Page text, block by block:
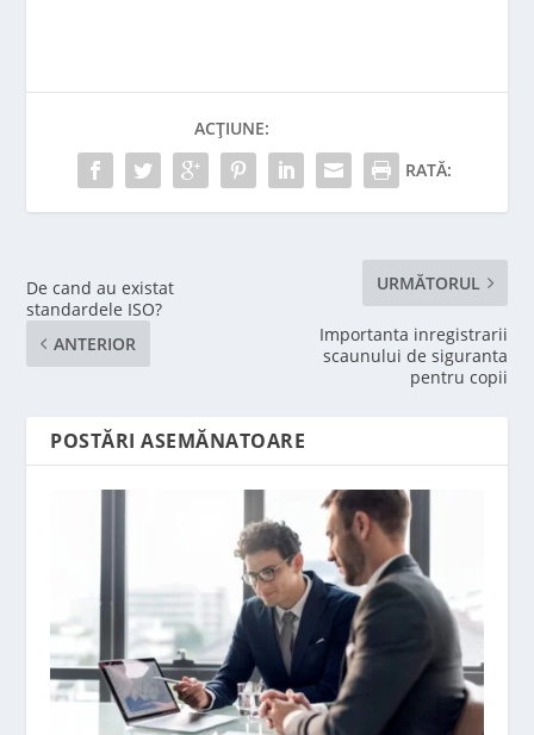
ACȚIUNE:
RATĂ:
De cand au existat
standardele ISO?
ANTERIOR
URMĂTORUL
Importanta inregistrarii
scaunului de siguranta
pentru copii
POSTĂRI ASEMĂNATOARE